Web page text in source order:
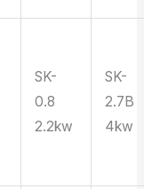
SK-
0.8
2.2kw
SK-
2.7B
4kw